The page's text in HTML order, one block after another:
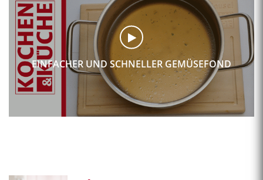
EINFACHER UND SCHNELLER GEMÜSEFOND